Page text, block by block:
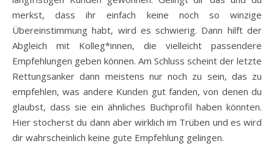
merkst, dass ihr einfach keine noch so winzige
Übereinstimmung habt, wird es schwierig. Dann hilft der
Abgleich mit Kolleg*innen, die vielleicht passendere
Empfehlungen geben können. Am Schluss scheint der letzte
Rettungsanker dann meistens nur noch zu sein, das zu
empfehlen, was andere Kunden gut fanden, von denen du
glaubst, dass sie ein ähnliches Buchprofil haben könnten.
Hier stocherst du dann aber wirklich im Trüben und es wird
dir wahrscheinlich keine gute Empfehlung gelingen.